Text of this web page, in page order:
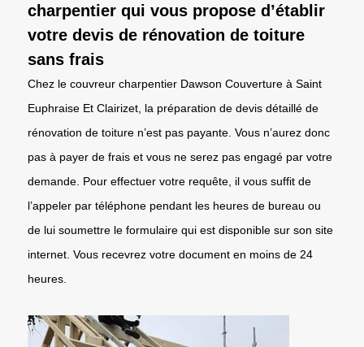
charpentier qui vous propose d’établir
votre devis de rénovation de toiture
sans frais
Chez le couvreur charpentier Dawson Couverture à Saint
Euphraise Et Clairizet, la préparation de devis détaillé de
rénovation de toiture n’est pas payante. Vous n’aurez donc
pas à payer de frais et vous ne serez pas engagé par votre
demande. Pour effectuer votre requête, il vous suffit de
l’appeler par téléphone pendant les heures de bureau ou
de lui soumettre le formulaire qui est disponible sur son site
internet. Vous recevrez votre document en moins de 24
heures.